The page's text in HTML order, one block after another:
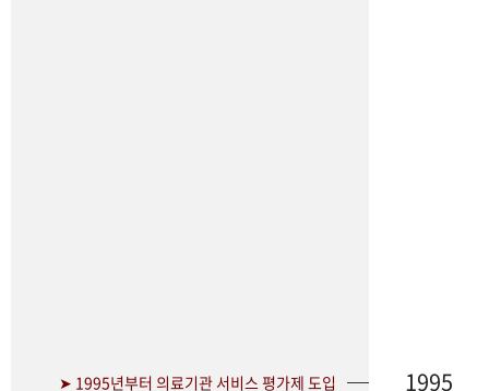
➤ 1995년부터 의료기관 서비스 평가제 도입 1995